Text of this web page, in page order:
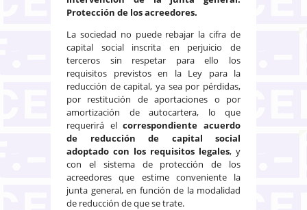
Protección de los acreedores.
La sociedad no puede rebajar la cifra de
capital social inscrita en perjuicio de
terceros sin respetar para ello los
requisitos previstos en la Ley para la
reducción de capital, ya sea por pérdidas,
por restitución de aportaciones o por
amortización de autocartera, lo que
requerirá elcorrespondiente acuerdo
de reducción de capital social
adoptado con los requisitos legales, y
con el sistema de protección de los
acreedores que estime conveniente la
junta general, en función de la modalidad
de reducción de que se trate.